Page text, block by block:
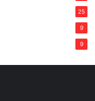
25
9
9